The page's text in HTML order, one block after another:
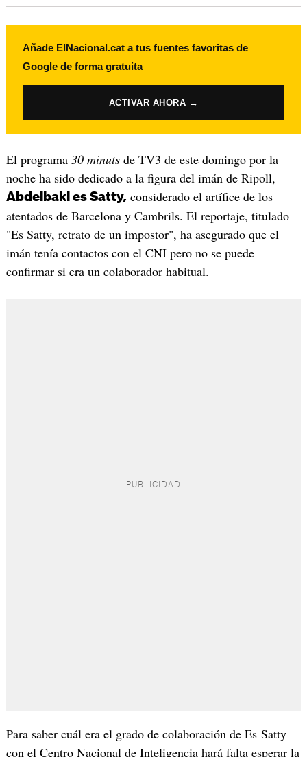
Añade ElNacional.cat a tus fuentes favoritas de
Google de forma gratuita
ACTIVAR AHORA →
El programa 30 minutsde TV3 de este domingo por la
noche ha sido dedicado a la figura del imán de Ripoll,
Abdelbaki es Satty, considerado el artífice de los
atentados de Barcelona y Cambrils. El reportaje, titulado
"Es Satty, retrato de un impostor", ha asegurado que el
imán tenía contactos con el CNI pero no se puede
confirmar si era un colaborador habitual.
Para saber cuál era el grado de colaboración de Es Satty
con el Centro Nacional de Inteligencia hará falta esperar la